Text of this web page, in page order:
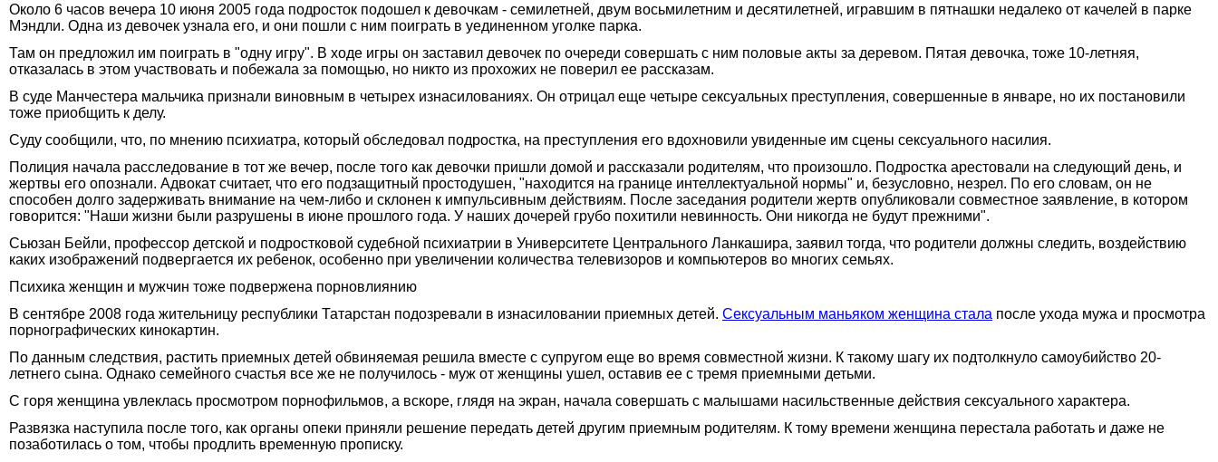
Около 6 часов вечера 10 июня 2005 года подросток подошел к девочкам - семилетней, двум восьмилетним и десятилетней, игравшим в пятнашки недалеко от качелей в парке
Мэндли. Одна из девочек узнала его, и они пошли с ним поиграть в уединенном уголке парка.
Там он предложил им поиграть в "одну игру". В ходе игры он заставил девочек по очереди совершать с ним половые акты за деревом. Пятая девочка, тоже 10-летняя,
отказалась в этом участвовать и побежала за помощью, но никто из прохожих не поверил ее рассказам.
В суде Манчестера мальчика признали виновным в четырех изнасилованиях. Он отрицал еще четыре сексуальных преступления, совершенные в январе, но их постановили
тоже приобщить к делу.
Суду сообщили, что, по мнению психиатра, который обследовал подростка, на преступления его вдохновили увиденные им сцены сексуального насилия.
Полиция начала расследование в тот же вечер, после того как девочки пришли домой и рассказали родителям, что произошло. Подростка арестовали на следующий день, и
жертвы его опознали. Адвокат считает, что его подзащитный простодушен, "находится на границе интеллектуальной нормы" и, безусловно, незрел. По его словам, он не
способен долго задерживать внимание на чем-либо и склонен к импульсивным действиям. После заседания родители жертв опубликовали совместное заявление, в котором
говорится: "Наши жизни были разрушены в июне прошлого года. У наших дочерей грубо похитили невинность. Они никогда не будут прежними".
Сьюзан Бейли, профессор детской и подростковой судебной психиатрии в Университете Центрального Ланкашира, заявил тогда, что родители должны следить, воздействию
каких изображений подвергается их ребенок, особенно при увеличении количества телевизоров и компьютеров во многих семьях.
Психика женщин и мужчин тоже подвержена порновлиянию
В сентябре 2008 года жительницу республики Татарстан подозревали в изнасиловании приемных детей. Сексуальным маньяком женщина стала после ухода мужа и просмотра
порнографических кинокартин.
По данным следствия, растить приемных детей обвиняемая решила вместе с супругом еще во время совместной жизни. К такому шагу их подтолкнуло самоубийство 20-
летнего сына. Однако семейного счастья все же не получилось - муж от женщины ушел, оставив ее с тремя приемными детьми.
С горя женщина увлеклась просмотром порнофильмов, а вскоре, глядя на экран, начала совершать с малышами насильственные действия сексуального характера.
Развязка наступила после того, как органы опеки приняли решение передать детей другим приемным родителям. К тому времени женщина перестала работать и даже не
позаботилась о том, чтобы продлить временную прописку.